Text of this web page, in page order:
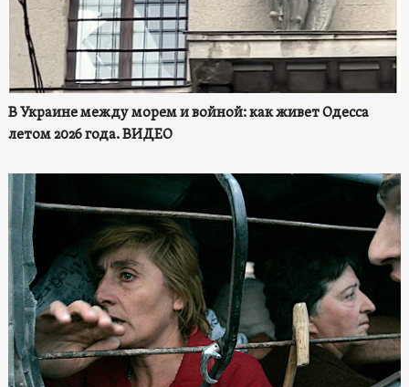
В Украине между морем и войной: как живет Одесса
летом 2026 года. ВИДЕО